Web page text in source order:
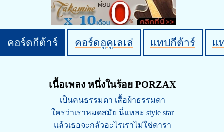
คอร์ดกีต้าร์ คอร์ดอูคูเลเล่ แทปกีต้าร์ แ
เนื้อเพลง หนึ่งในร้อย PORZAX
เป็นคนธรรมดา เสื้อผ้าธรรมดา
ใครว่าเราหมดสมัย นี่แหละ style star
แล้วเธอจะกลัวอะไรเราไม่ใช่ดารา